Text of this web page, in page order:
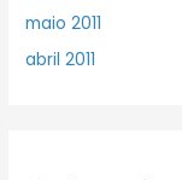
maio 2011
abril 2011